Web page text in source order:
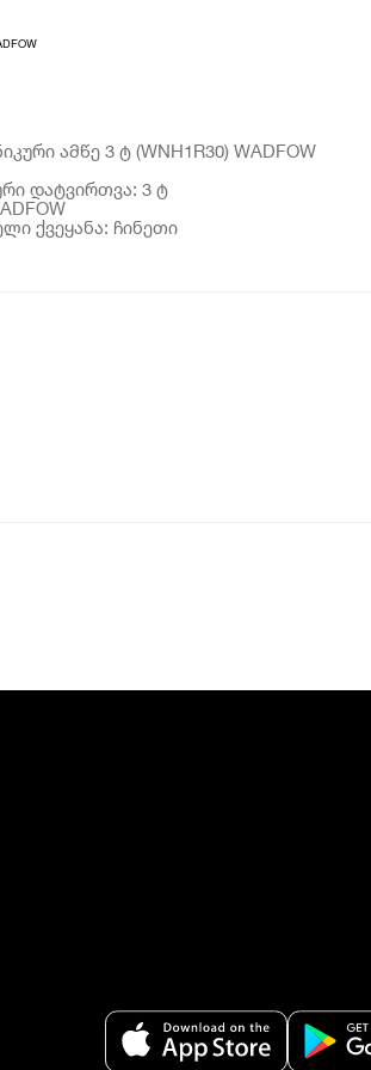
ამწე 3 ტ (WNH1R30) WADFOW
დატვირთვა: 3 ტ
ქვეყანა: ჩინეთი